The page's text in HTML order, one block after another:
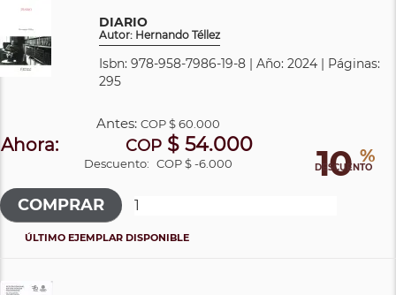
DIARIO
Autor: Hernando Téllez
Isbn: 978-958-7986-19-8 | Año: 2024 | Páginas:
295
10 %
DESCUENTO
Antes:COP$ 60.000
Ahora: COP $ 54.000
Descuento: COP $ -6.000
ÚLTIMO EJEMPLAR DISPONIBLE